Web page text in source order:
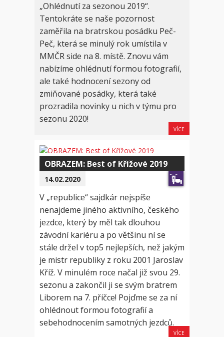
„Ohlédnutí za sezonou 2019“.
Tentokráte se naše pozornost
zaměřila na bratrskou posádku Peč-
Peč, která se minulý rok umístila v
MMČR side na 8. místě. Znovu vám
nabízíme ohlédnutí formou fotografií,
ale také hodnocení sezony od
zmiňované posádky, která také
prozradila novinky u nich v týmu pro
sezonu 2020!
VÍCE
OBRAZEM: Best of Křížové 2019
14.02.2020
V „republice“ sajdkár nejspíše
nenajdeme jiného aktivního, českého
jezdce, který by měl tak dlouhou
závodní kariéru a po většinu ní se
stále držel v top5 nejlepších, než jakým
je mistr republiky z roku 2001 Jaroslav
Kříž. V minulém roce načal již svou 29.
sezonu a zakončil ji se svým bratrem
Liborem na 7. příčce! Pojďme se za ní
ohlédnout formou fotografií a
sebehodnocením samotných jezdců.
VÍCE